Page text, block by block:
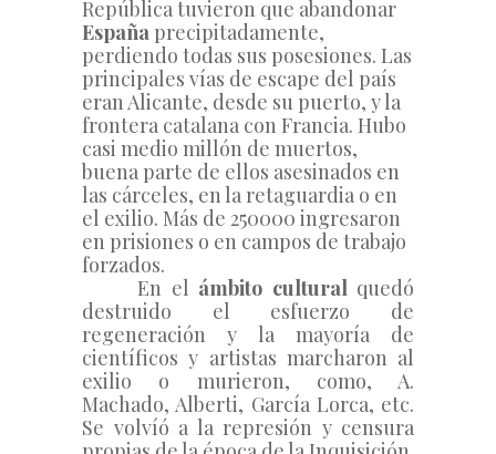
España precipitadamente,
perdiendo todas sus posesiones. Las
principales vías de escape del país
eran Alicante, desde su puerto, y la
frontera catalana con Francia. Hubo
casi medio millón de muertos,
buena parte de ellos asesinados en
las cárceles, en la retaguardia o en
el exilio. Más de 250000 ingresaron
en prisiones o en campos de trabajo
forzados.
En el ámbito cultural quedó
destruido el esfuerzo de
regeneración y la mayoría de
científicos y artistas marcharon al
exilio o murieron, como, A.
Machado, Alberti, García Lorca, etc.
Se volvíó a la represión y censura